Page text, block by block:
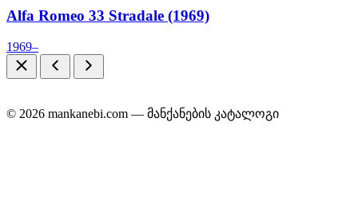
Alfa Romeo 33 Stradale (1969)
1969–
© 2026 mankanebi.com — მანქანების კატალოგი